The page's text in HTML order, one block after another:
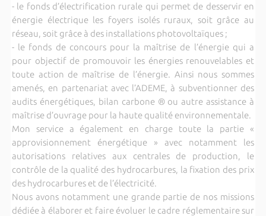
- le fonds d’électrification rurale qui permet de desservir en
énergie électrique les foyers isolés ruraux, soit grâce au
réseau, soit grâce à des installations photovoltaïques ;
- le fonds de concours pour la maîtrise de l’énergie qui a
pour objectif de promouvoir les énergies renouvelables et
toute action de maîtrise de l’énergie. Ainsi nous sommes
amenés, en partenariat avec l’ADEME, à subventionner des
audits énergétiques, bilan carbone ® ou autre assistance à
maîtrise d’ouvrage pour la haute qualité environnementale.
Mon service a également en charge toute la partie «
approvisionnement énergétique » avec notamment les
autorisations relatives aux centrales de production, le
contrôle de la qualité des hydrocarbures, la fixation des prix
des hydrocarbures et de l’électricité.
Nous avons notamment une grande partie de nos missions
dédiée à élaborer et faire évoluer le cadre réglementaire sur